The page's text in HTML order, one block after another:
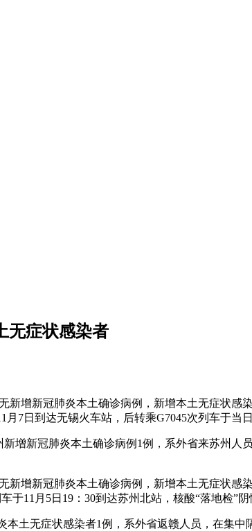
无症状感染者
新增新冠肺炎本土确诊病例，新增本土无症状
7日到达无锡火车站，后转乘G7045次列车于当
增新冠肺炎本土确诊病例1例，系外省来苏州
新增新冠肺炎本土确诊病例，新增本土无症状
11月5日19：30到达苏州北站，核酸“落地检”阴
本土无症状感染者1例，系外省返赣人员，在集